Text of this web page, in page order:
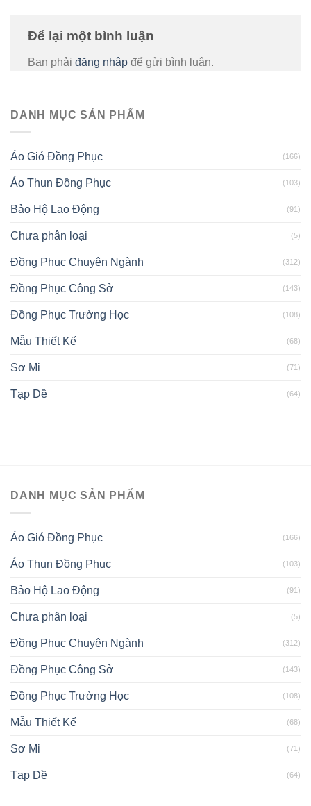
Để lại một bình luận
Bạn phải đăng nhập để gửi bình luận.
DANH MỤC SẢN PHẨM
Áo Gió Đồng Phục (166)
Áo Thun Đồng Phục (103)
Bảo Hộ Lao Động (91)
Chưa phân loại (5)
Đồng Phục Chuyên Ngành (312)
Đồng Phục Công Sở (143)
Đồng Phục Trường Học (108)
Mẫu Thiết Kế (68)
Sơ Mi (71)
Tạp Dề (64)
DANH MỤC SẢN PHẨM
Áo Gió Đồng Phục (166)
Áo Thun Đồng Phục (103)
Bảo Hộ Lao Động (91)
Chưa phân loại (5)
Đồng Phục Chuyên Ngành (312)
Đồng Phục Công Sở (143)
Đồng Phục Trường Học (108)
Mẫu Thiết Kế (68)
Sơ Mi (71)
Tạp Dề (64)